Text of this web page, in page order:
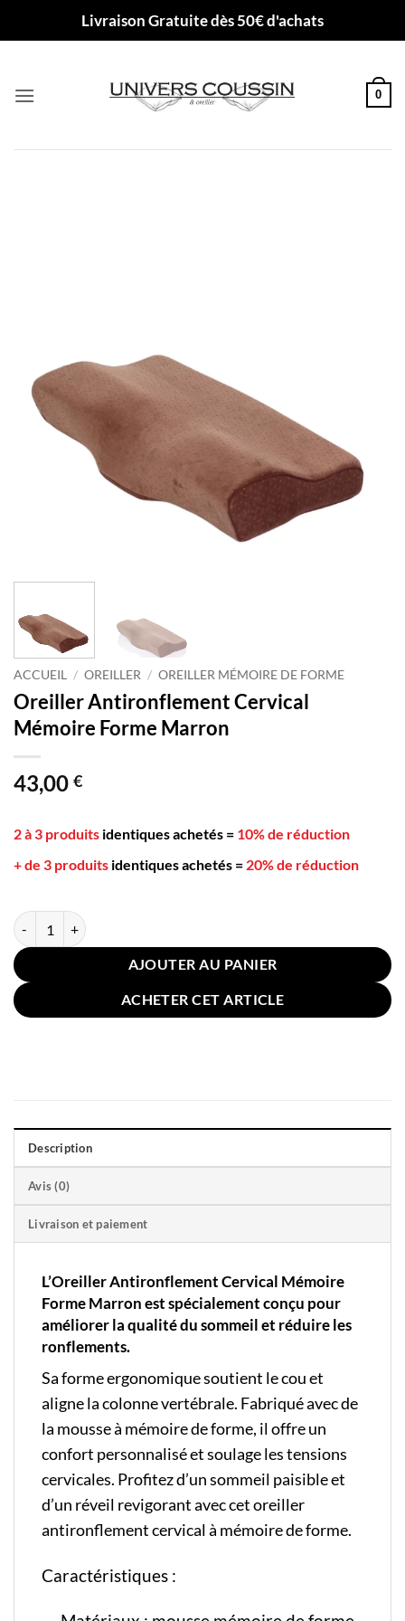
Livraison Gratuite dès 50€ d'achats
0
ACCUEIL / OREILLER / OREILLER MÉMOIRE DE FORME
Oreiller Antironflement Cervical
Mémoire Forme Marron
43,00 €
2 à 3 produits identiques achetés = 10% de réduction
+ de 3 produits identiques achetés = 20% de réduction
quantité de Oreiller Antironflement Cervical Mémoire Forme Marron
AJOUTER AU PANIER
ACHETER CET ARTICLE
Description
Avis (0)
Livraison et paiement
L’Oreiller Antironflement Cervical Mémoire
Forme Marron est spécialement conçu pour
améliorer la qualité du sommeil et réduire les
ronflements.
Sa forme ergonomique soutient le cou et
aligne la colonne vertébrale. Fabriqué avec de
la mousse à mémoire de forme, il offre un
confort personnalisé et soulage les tensions
cervicales. Profitez d’un sommeil paisible et
d’un réveil revigorant avec cet oreiller
antironflement cervical à mémoire de forme.
Caractéristiques :